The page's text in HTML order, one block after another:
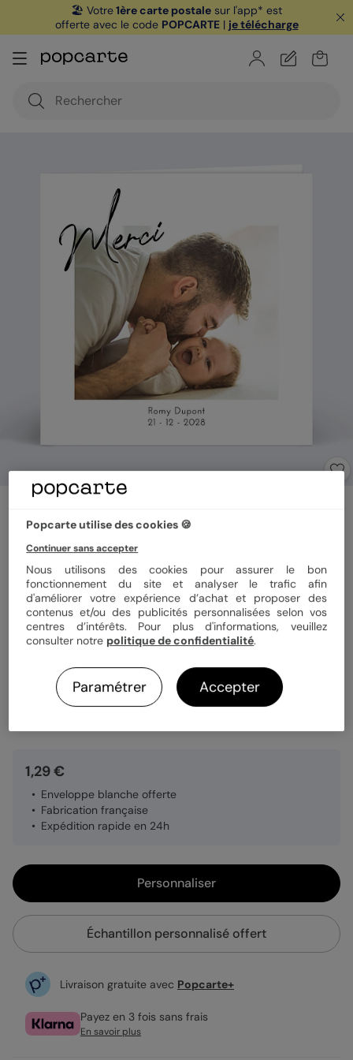
🏖️ Votre1ère carte postale sur l'app* est
offerte avec le code POPCARTE| je télécharge
Signature
5(2avis)
Format 14x14 cm plié
Quantité Échantillon personnalisé
1,29 €
Enveloppe blanche offerte
Fabrication française
Expédition rapide en 24h
Personnaliser
Échantillon personnalisé offert
Livraison gratuite avec Popcarte+
Payez en 3 fois sans frais
En savoir plus
Popcarte utilise des cookies 🍪
Continuer sans accepter
Nous utilisons des cookies pour assurer le bon
fonctionnement du site et analyser le trafic afin
d'améliorer votre expérience d’achat et proposer des
contenus et/ou des publicités personnalisées selon vos
centres d’intérêts. Pour plus d'informations, veuillez
consulter notre politique de confidentialité.
Paramétrer Accepter